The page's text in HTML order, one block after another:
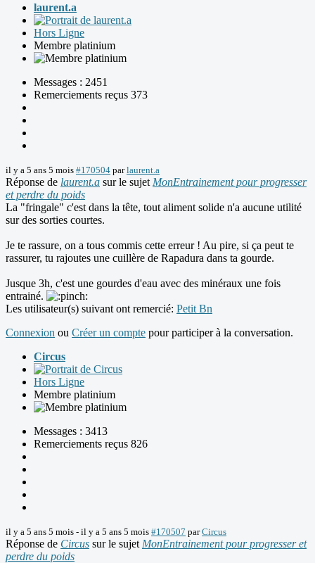
laurent.a
Hors Ligne
Membre platinium
Messages : 2451
Remerciements reçus 373
il y a 5 ans 5 mois #170504 parlaurent.a
Réponse de laurent.a sur le sujet MonEntrainement pour progresser
et perdre du poids
La "fringale" c'est dans la tête, tout aliment solide n'a aucune utilité
sur des sorties courtes.
Je te rassure, on a tous commis cette erreur ! Au pire, si ça peut te
rassurer, tu rajoutes une cuillère de Rapadura dans ta gourde.
Jusque 3h, c'est une gourdes d'eau avec des minéraux une fois
entrainé.
Les utilisateur(s) suivant ont remercié: Petit Bn
Connexion ou Créer un compte pour participer à la conversation.
Circus
Hors Ligne
Membre platinium
Messages : 3413
Remerciements reçus 826
il y a 5 ans 5 mois - il y a 5 ans 5 mois #170507 parCircus
Réponse de Circus sur le sujet MonEntrainement pour progresser et
perdre du poids